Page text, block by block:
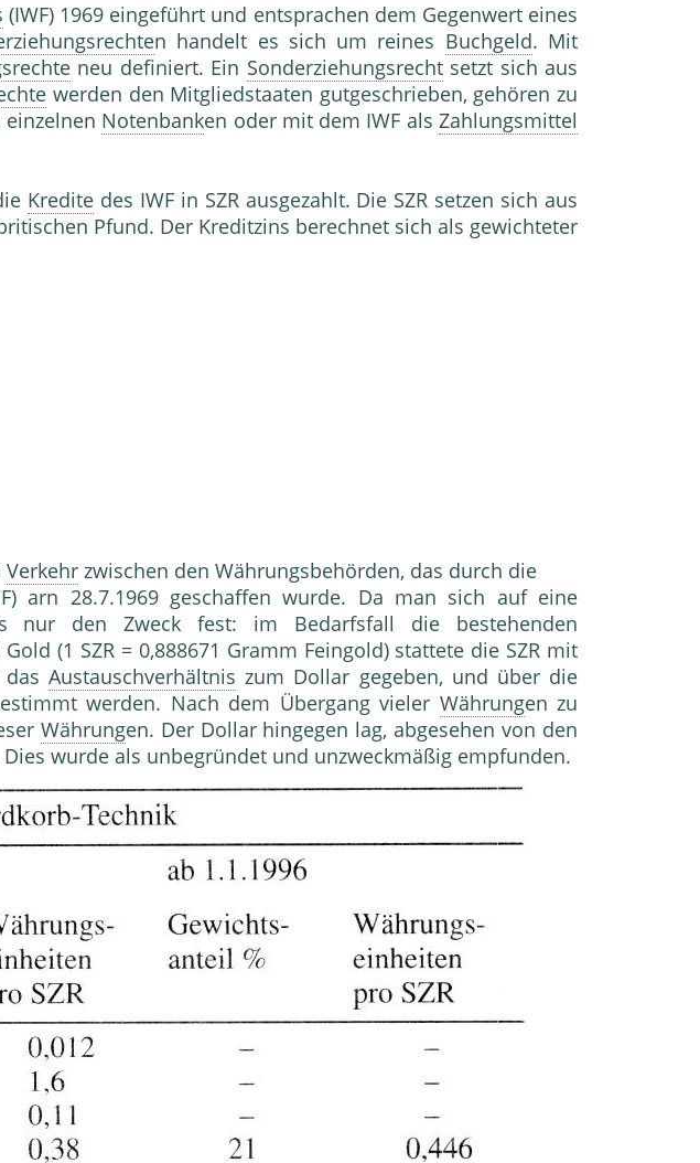
(IWF) 1969 eingeführt und entsprachen dem Gegenwert eines
n handelt es sich um reines Buchgeld. Mit
neu definiert. Ein Sonderziehungsrechtsetzt sich aus
werden den Mitgliedstaaten gutgeschrieben, gehören zu
Notenbanken oder mit dem IWF alsZahlungsmittel
Kredite des IWF in SZR ausgezahlt. Die SZR setzen sich aus
Pfund. Der Kreditzins berechnet sich als gewichteter
Verkehr zwischen den Währungsbehörden, das durch die
arn 28.7.1969 geschaffen wurde. Da man sich auf eine
s nur den Zweck fest: im Bedarfsfall die bestehenden
Gold (1 SZR = 0,888671 Gramm Feingold) stattete die SZR mit
dasAustauschverhältnis zum Dollar gegeben, und über die
werden. Nach dem Übergang vieler Währungen zu
Währungen. Der Dollar hingegen lag, abgesehen von den
Dies wurde als unbegründet und unzweckmäßig empfunden.